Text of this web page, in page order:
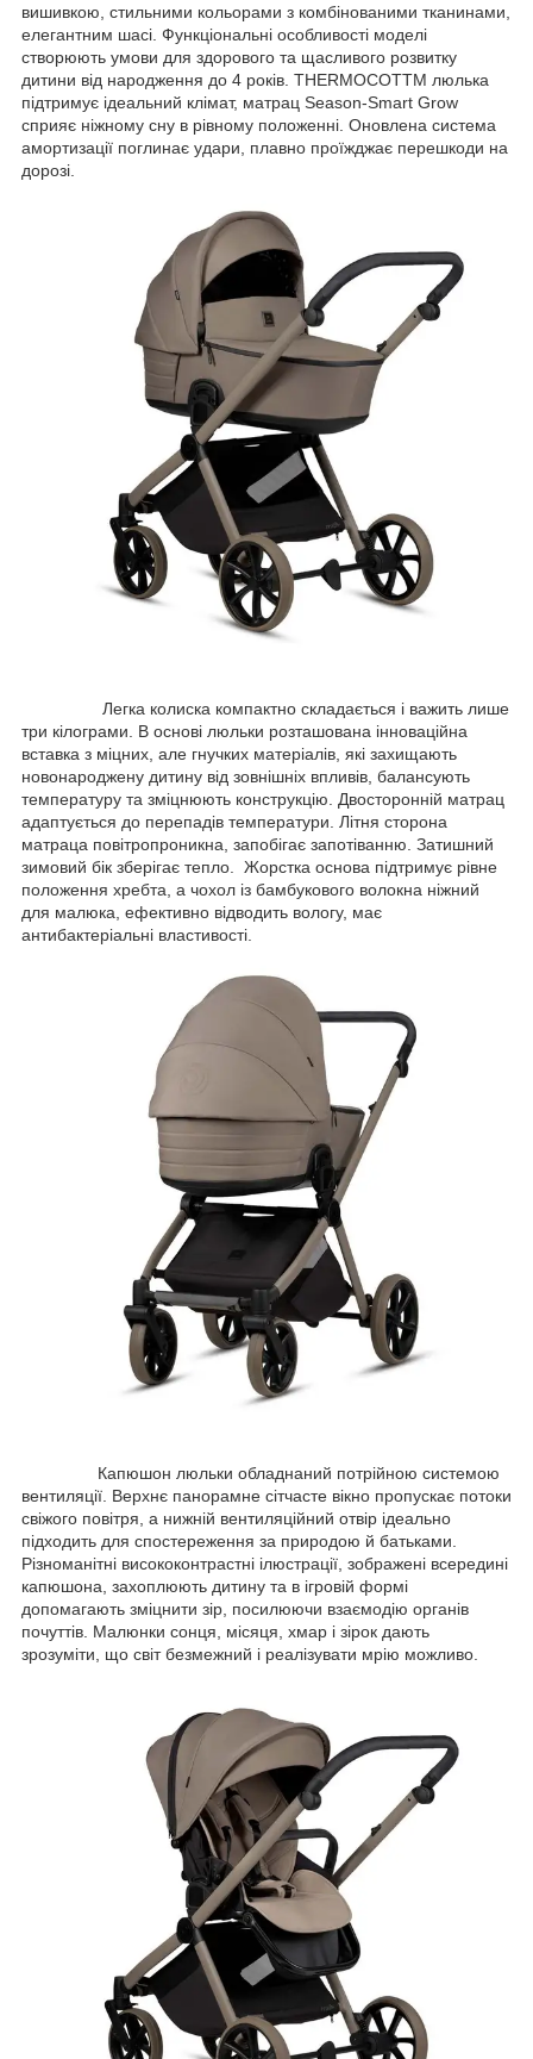
вишивкою, стильними кольорами з комбінованими тканинами,
елегантним шасі. Функціональні особливості моделі
створюють умови для здорового та щасливого розвитку
дитини від народження до 4 років. THERMOCOTTM люлька
підтримує ідеальний клімат, матрац Season-Smart Grow
сприяє ніжному сну в рівному положенні. Оновлена система
амортизації поглинає удари, плавно проїжджає перешкоди на
дорозі.
Легка колиска компактно складається і важить лише
три кілограми. В основі люльки розташована інноваційна
вставка з міцних, але гнучких матеріалів, які захищають
новонароджену дитину від зовнішніх впливів, балансують
температуру та зміцнюють конструкцію. Двосторонній матрац
адаптується до перепадів температури. Літня сторона
матраца повітропроникна, запобігає запотіванню. Затишний
зимовий бік зберігає тепло. Жорстка основа підтримує рівне
положення хребта, а чохол із бамбукового волокна ніжний
для малюка, ефективно відводить вологу, має
антибактеріальні властивості.
Капюшон люльки обладнаний потрійною системою
вентиляції. Верхнє панорамне сітчасте вікно пропускає потоки
свіжого повітря, а нижній вентиляційний отвір ідеально
підходить для спостереження за природою й батьками.
Різноманітні висококонтрастні ілюстрації, зображені всередині
капюшона, захоплюють дитину та в ігровій формі
допомагають зміцнити зір, посилюючи взаємодію органів
почуттів. Малюнки сонця, місяця, хмар і зірок дають
зрозуміти, що світ безмежний і реалізувати мрію можливо.